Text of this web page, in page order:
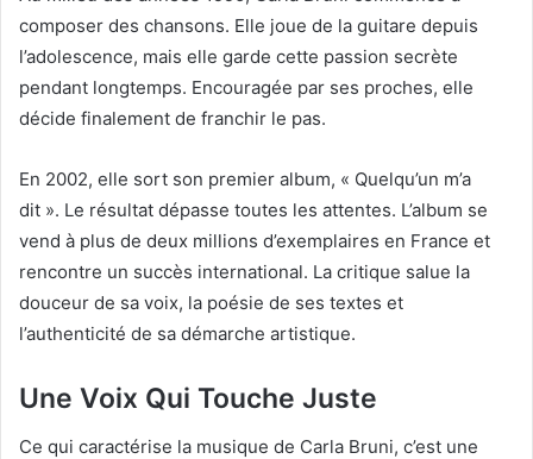
composer des chansons. Elle joue de la guitare depuis
l’adolescence, mais elle garde cette passion secrète
pendant longtemps. Encouragée par ses proches, elle
décide finalement de franchir le pas.
En 2002, elle sort son premier album, « Quelqu’un m’a
dit ». Le résultat dépasse toutes les attentes. L’album se
vend à plus de deux millions d’exemplaires en France et
rencontre un succès international. La critique salue la
douceur de sa voix, la poésie de ses textes et
l’authenticité de sa démarche artistique.
Une Voix Qui Touche Juste
Ce qui caractérise la musique de Carla Bruni, c’est une